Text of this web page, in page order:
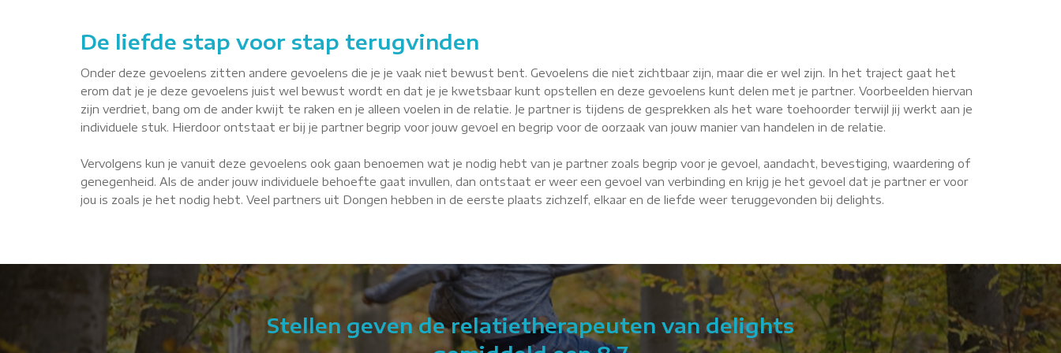
De liefde stap voor stap terugvinden
Onder deze gevoelens zitten andere gevoelens die je je vaak niet bewust bent. Gevoelens die niet zichtbaar zijn, maar die er wel zijn. In het traject gaat het
erom dat je je deze gevoelens juist wel bewust wordt en dat je je kwetsbaar kunt opstellen en deze gevoelens kunt delen met je partner. Voorbeelden hiervan
zijn verdriet, bang om de ander kwijt te raken en je alleen voelen in de relatie. Je partner is tijdens de gesprekken als het ware toehoorder terwijl jij werkt aan je
individuele stuk. Hierdoor ontstaat er bij je partner begrip voor jouw gevoel en begrip voor de oorzaak van jouw manier van handelen in de relatie.
Vervolgens kun je vanuit deze gevoelens ook gaan benoemen wat je nodig hebt van je partner zoals begrip voor je gevoel, aandacht, bevestiging, waardering of
genegenheid. Als de ander jouw individuele behoefte gaat invullen, dan ontstaat er weer een gevoel van verbinding en krijg je het gevoel dat je partner er voor
jou is zoals je het nodig hebt. Veel partners uit Dongen hebben in de eerste plaats zichzelf, elkaar en de liefde weer teruggevonden bij delights.
Stellen geven de relatietherapeuten van delights